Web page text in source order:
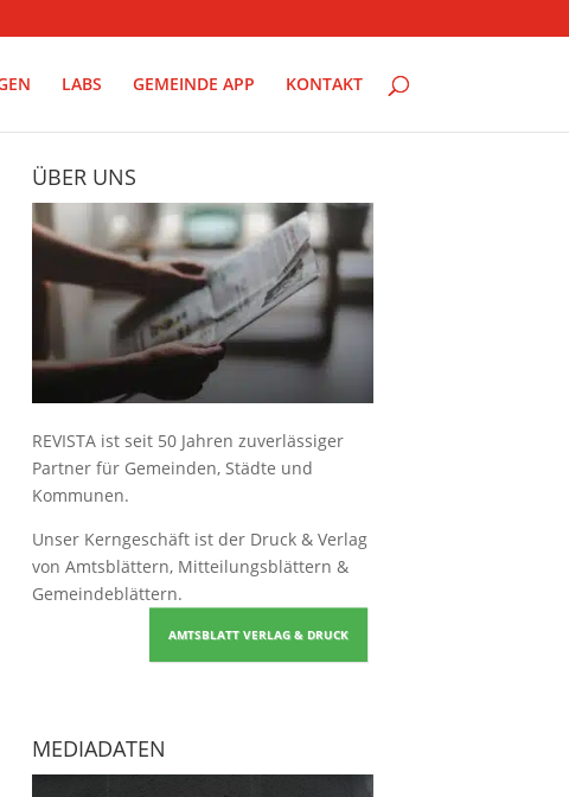
LABS GEMEINDE APP KONTAKT
ÜBER UNS
REVISTA ist seit 50 Jahren zuverlässiger
Partner für Gemeinden, Städte und
Kommunen.
Unser Kerngeschäft ist der Druck & Verlag
von Amtsblättern, Mitteilungsblättern &
Gemeindeblättern.
AMTSBLATT VERLAG & DRUCK
MEDIADATEN